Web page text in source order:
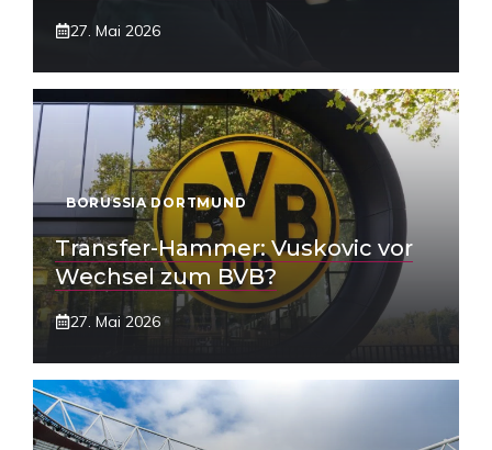
27. Mai 2026
BORUSSIA DORTMUND
Transfer-Hammer: Vuskovic vor
Wechsel zum BVB?
27. Mai 2026